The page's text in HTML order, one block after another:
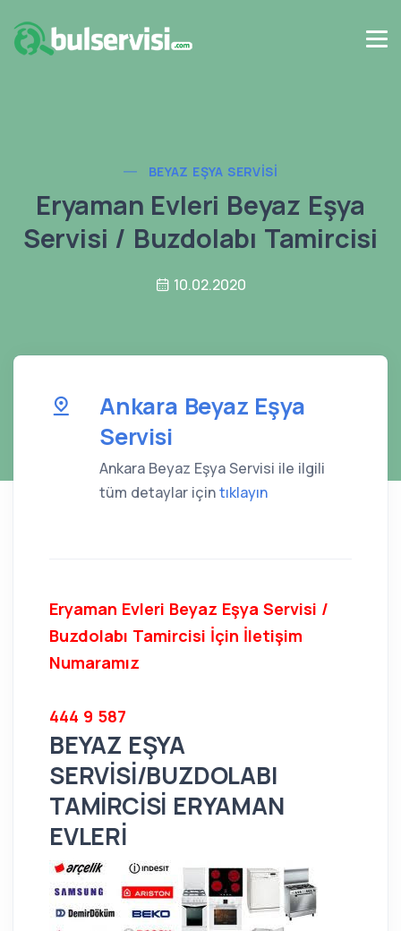
BEYAZ EŞYA SERVISI
Eryaman Evleri Beyaz Eşya
Servisi / Buzdolabı Tamircisi
10.02.2020
Ankara Beyaz Eşya
Servisi
Ankara Beyaz Eşya Servisi ile ilgili
tüm detaylar içintıklayın
Eryaman Evleri Beyaz Eşya Servisi /
Buzdolabı Tamircisi İçin İletişim
Numaramız
444 9 587
BEYAZ EŞYA
SERVİSİ/BUZDOLABI
TAMİRCİSİ ERYAMAN
EVLERİ